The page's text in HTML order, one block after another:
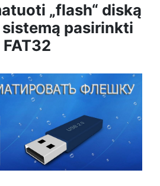
„flash“ diską
pasirinkti